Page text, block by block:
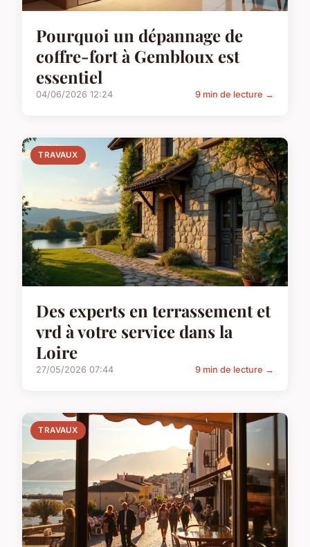
Pourquoi un dépannage de
coffre-fort à Gembloux est
essentiel
04/06/2026 12:24 9 min de lecture →
TRAVAUX
Des experts en terrassement et
vrd à votre service dans la
Loire
27/05/2026 07:44 9 min de lecture →
TRAVAUX